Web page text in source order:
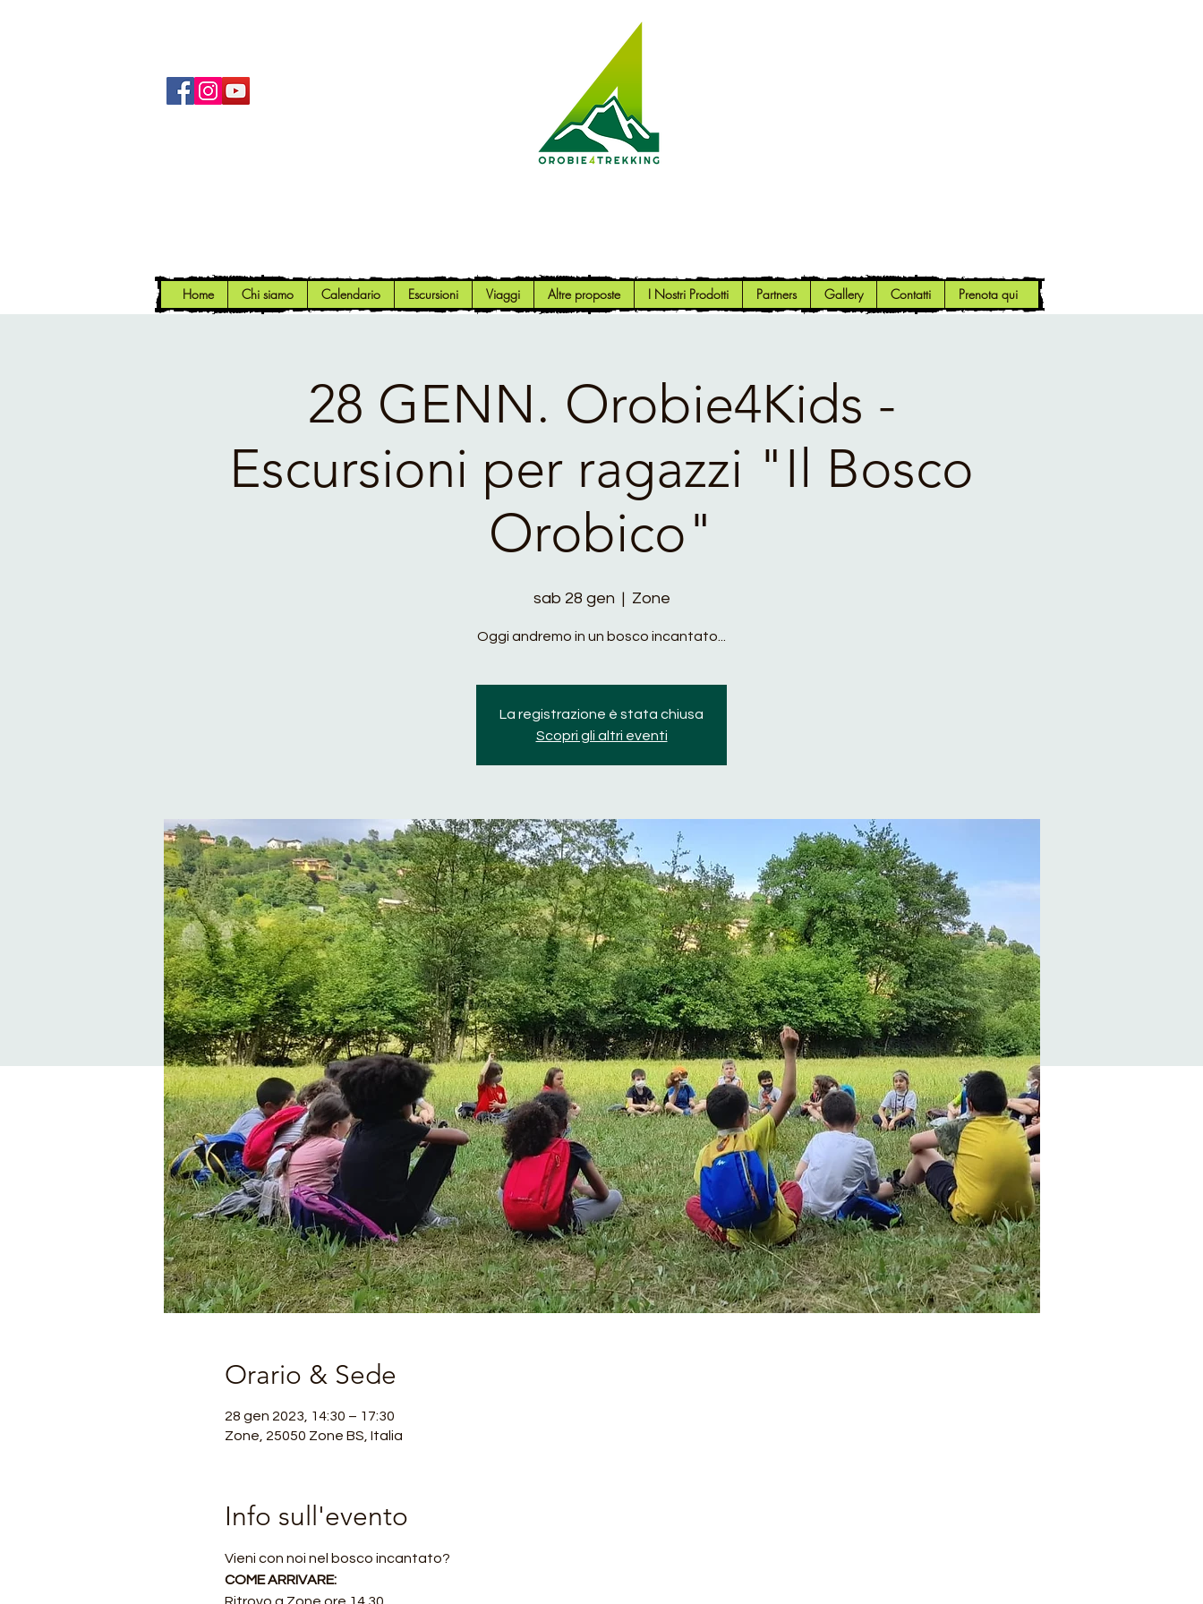
Home Chi siamo Calendario Escursioni Viaggi Altre proposte I Nostri Prodotti Partners Gallery Contatti Prenota qui
28 GENN. Orobie4Kids -
Escursioni per ragazzi "Il Bosco
Orobico"
sab 28 gen
  |
Zone
Oggi andremo in un bosco incantato...
La registrazione è stata chiusa
Scopri gli altri eventi
Orario & Sede
28 gen 2023, 14:30 – 17:30
Zone, 25050 Zone BS, Italia
Info sull'evento
Vieni con noi nel bosco incantato?
COME ARRIVARE: